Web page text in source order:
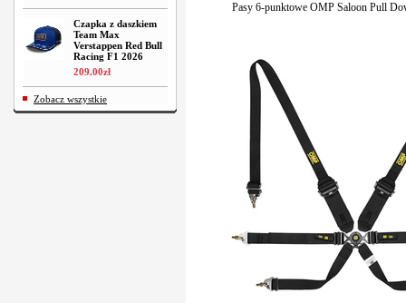
Czapka z daszkiem
Team Max
Verstappen Red Bull
Racing F1 2026
209.00zł
Zobacz wszystkie
Pasy 6-punktowe OMP Saloon Pull